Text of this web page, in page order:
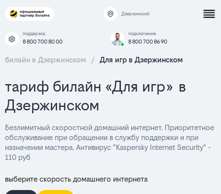
Дзержинский
поддержка
8 800 700 80 00
подключение
8 800 700 86 90
билайн в Дзержинском / Для игр в Дзержинском
тариф билайн «Для игр» в
Дзержинском
Безлимитный скоростной домашний интернет. Приоритетное
обслуживание при обращении в службу поддержки и при
назначении мастера. Антивирус "Kaspersky Internet Security" -
110 руб
выберите скорость домашнего интернета